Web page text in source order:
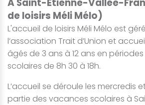
A Saint-Etienne-Vallée-
de loisirs Méli Mélo)
L'accueil de loisirs Méli Mélo est
l’association Trait d’Union et
âgés de 3 ans à 12 ans en
scolaires de 8h 30 à 18h.
L’accueil se déroule les mercredis
partie des vacances scolaires à